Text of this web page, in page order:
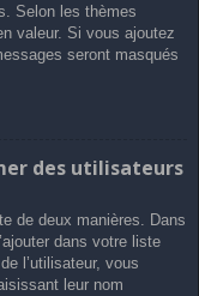
Selon les thèmes
valeur. Si vous ajoutez
seront masqués
des utilisateurs
de deux manières. Dans
dans votre liste
l’utilisateur, vous
leur nom